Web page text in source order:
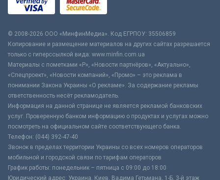
© 2008-2026 ООО «МинфинМедиа». Код ЕГРПОУ: 35506859
Копирование и размещение материалов на других сайтах разрешается
только с гиперссылкой вида: www.minfin.com.ua
Материалы с пометками «Р», «Новости партнёров», «Актуально»,
«Спецпроект», «Новости компаний», «Промо» – это реклама в
понимании Закона Украины «О рекламе». За содержание рекламы
ответственность несёт рекламодатель.
Информация на данной странице не является рекламой банковских
услуг. Проверенную банком информацию о продуктах и услугах можно
посмотреть на официальном сайте соответствующего банка.
Телефон: (044) 392-47-40
Звонок в пределах территории Украины со всех номеров операторов
мобильной и городской связи по тарифам операторов
График работы: понедельник – пятница с 09:00 до 18:00
Юридический адрес: Украина, Киев, Вадима Гетьмана, 1-Б, 3-й этаж